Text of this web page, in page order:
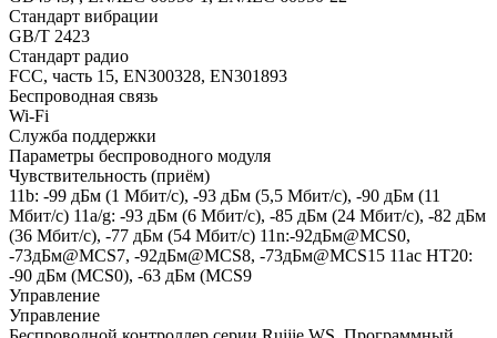
Стандарт вибрации
GB/T 2423
Стандарт радио
FCC, часть 15, EN300328, EN301893
Беспроводная связь
Wi-Fi
Служба поддержки
Параметры беспроводного модуля
Чувствительность (приём)
11b: -99 дБм (1 Мбит/с), -93 дБм (5,5 Мбит/с), -90 дБм (11
Мбит/с) 11a/g: -93 дБм (6 Мбит/с), -85 дБм (24 Мбит/с), -82 дБм
(36 Мбит/с), -77 дБм (54 Мбит/с) 11n:-92дБм@MCS0,
-73дБм@MCS7, -92дБм@MCS8, -73дБм@MCS15 11ac HT20:
-90 дБм (MCS0), -63 дБм (MCS9
Управление
Управление